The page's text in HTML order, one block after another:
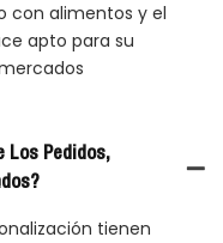
con alimentos y el
apto para su
Los Pedidos,
tienen